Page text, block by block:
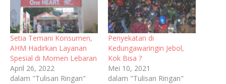
Setia Temani Konsumen,
AHM Hadirkan Layanan
Spesial di Momen Lebaran
April 26, 2022
dalam "Tulisan Ringan"
Penyekatan di
Kedungawaringin Jebol,
Kok Bisa ?
Mei 10, 2021
dalam "Tulisan Ringan"